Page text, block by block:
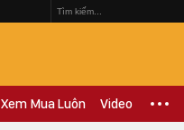
Xem Mua Luôn Video